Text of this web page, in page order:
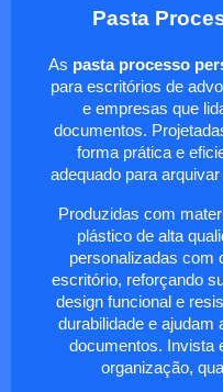
Pasta
As pasta processo
para escritórios de
e empresas que
documentos.
forma prática e
adequado para
Produzidas com
plástico de alta
personalizadas com
escritório, reforçando
design funcional e
durabilidade e ajudam
documentos. Invista
organização,